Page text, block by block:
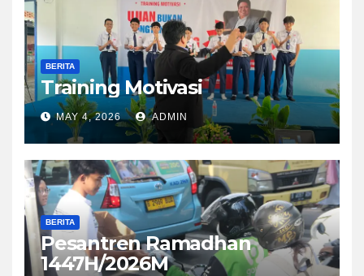
BERITA
Training Motivasi
MAY 4, 2026 ADMIN
BERITA
Pesantren Ramadhan
1447H/2026M